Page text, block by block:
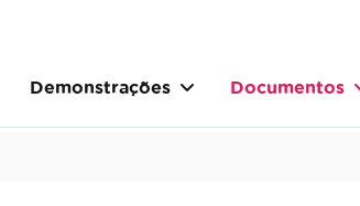
Demonstrações Documentos